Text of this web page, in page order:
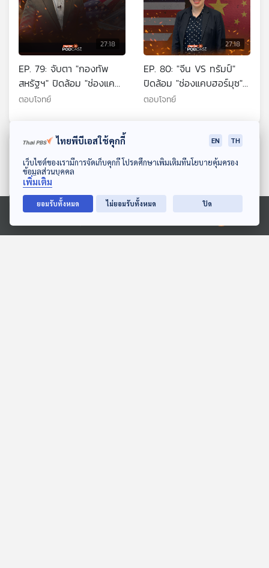
ดาวน์โหลด Thai PBS Podcast Application
Ⓒ 2020 องค์การกระจายเสียงและแพร่ภาพสาธารณะแห่งประเทศไทย
27:18
EP. 79: จับตา "กองทัพ
สหรัฐฯ" ปิดล้อม "ช่องแคบ
ฮอร์มุซ" บานปลาย ?
ตอบโจทย์
27:18
EP. 80: "จีน VS ทรัมป์"
ปิดล้อม "ช่องแคบฮอร์มุซ"
ปมร้อนเปลี่ยนโลก
ตอบโจทย์
ตอนที่เกี่ยวข้อง
ไทยพีบีเอสใช้คุกกี้ EN TH
เว็บไซต์ของเรามีการจัดเก็บคุกกี้ โปรดศึกษาเพิ่มเติมที่นโยบายคุ้มครอง
ข้อมูลส่วนบุคคล
เพิ่มเติม
ยอมรับทั้งหมด ไม่ยอมรับทั้งหมด ปิด